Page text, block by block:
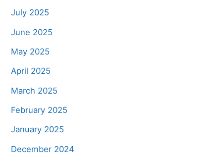
July 2025
June 2025
May 2025
April 2025
March 2025
February 2025
January 2025
December 2024